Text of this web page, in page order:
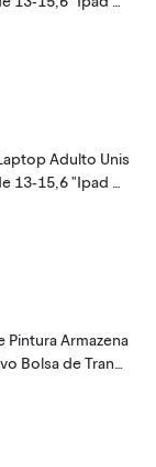
d'água com
Adulto Unis
13-15,6 "Ipad B
d'água com
Pintura Armazena
Bolsa de Trans
Estojo de Lona